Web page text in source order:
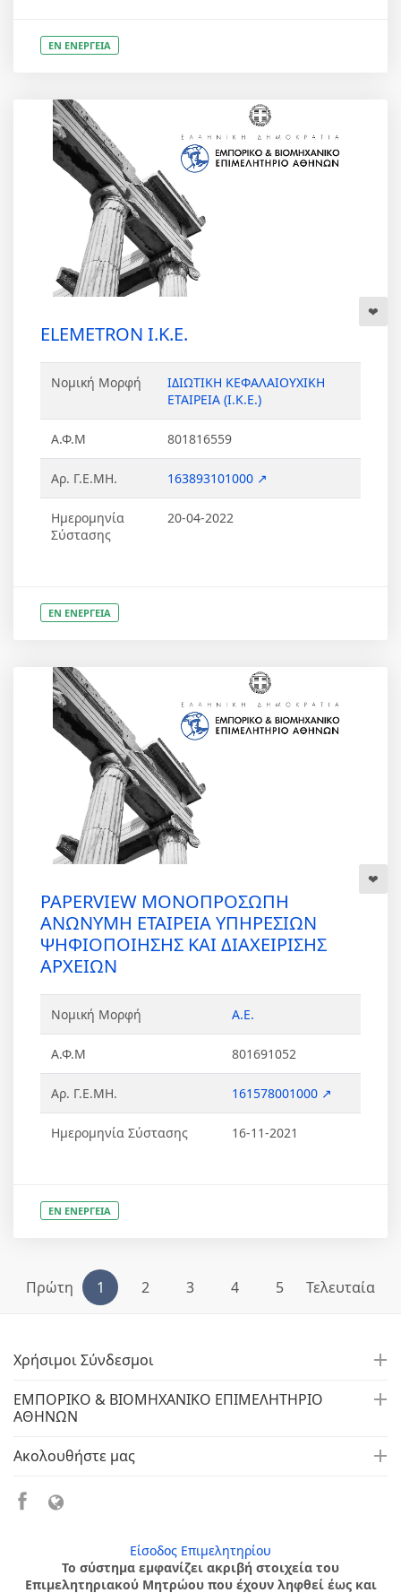
ΕΝ ΕΝΕΡΓΕΙΑ
ELEMETRON Ι.Κ.Ε.
Νομική Μορφή
ΙΔΙΩΤΙΚΗ ΚΕΦΑΛΑΙΟΥΧΙΚΗ
ΕΤΑΙΡΕΙΑ (Ι.Κ.Ε.)
Α.Φ.Μ 801816559
Αρ. Γ.Ε.ΜΗ. 163893101000 ↗
Ημερομηνία
Σύστασης
20-04-2022
ΕΝ ΕΝΕΡΓΕΙΑ
PAPERVIEW ΜΟΝΟΠΡΟΣΩΠΗ
ΑΝΩΝΥΜΗ ΕΤΑΙΡΕΙΑ ΥΠΗΡΕΣΙΩΝ
ΨΗΦΙΟΠΟΙΗΣΗΣ ΚΑΙ ΔΙΑΧΕΙΡΙΣΗΣ
ΑΡΧΕΙΩΝ
Νομική Μορφή Α.Ε.
Α.Φ.Μ 801691052
Αρ. Γ.Ε.ΜΗ. 161578001000 ↗
Ημερομηνία Σύστασης 16-11-2021
ΕΝ ΕΝΕΡΓΕΙΑ
Πρώτη 1 2 3 4 5 Τελευταία
Χρήσιμοι Σύνδεσμοι
ΕΜΠΟΡΙΚΟ & ΒΙΟΜΗΧΑΝΙΚΟ ΕΠΙΜΕΛΗΤΗΡΙΟ
ΑΘΗΝΩΝ
Ακολουθήστε μας
Είσοδος Επιμελητηρίου
Το σύστημα εμφανίζει ακριβή στοιχεία του
Επιμελητηριακού Μητρώου που έχουν ληφθεί έως και